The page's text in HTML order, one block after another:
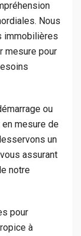
Nous
immobilières
mesure pour
ou
mesure de
un
assurant
notre
pour
à